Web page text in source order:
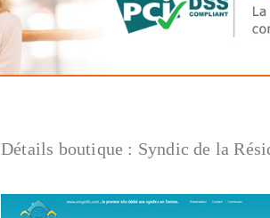
Détails boutique : Syndic de la